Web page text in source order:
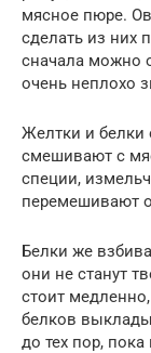
мясное пюре.
сделать из них
сначала можно
очень неплохо
Желтки и белки
смешивают с
специи,
перемешивают
Белки же
они не станут
стоит
белков
до тех пор, пока